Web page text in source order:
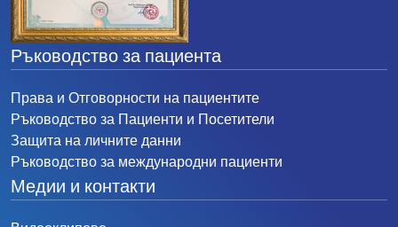
Ръководство за пациента
Права и Отговорности на пациентите
Ръководство за Пациенти и Посетители
Защита на личните данни
Ръководство за международни пациенти
Медии и контакти